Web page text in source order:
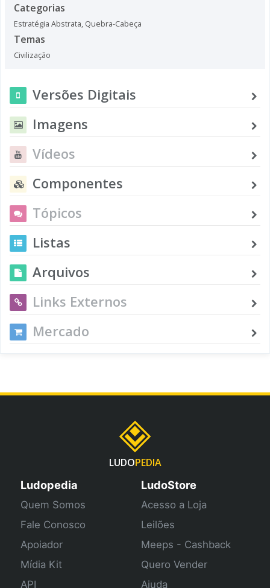
Categorias
Estratégia Abstrata, Quebra-Cabeça
Temas
Civilização
Versões Digitais
Imagens
Vídeos
Componentes
Tópicos
Listas
Arquivos
Links Externos
Mercado
LUDOPEDIA
Ludopedia
Quem Somos
Fale Conosco
Apoiador
Mídia Kit
API
LudoStore
Acesso a Loja
Leilões
Meeps - Cashback
Quero Vender
Ajuda